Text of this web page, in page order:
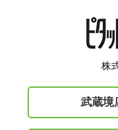
株
武蔵境